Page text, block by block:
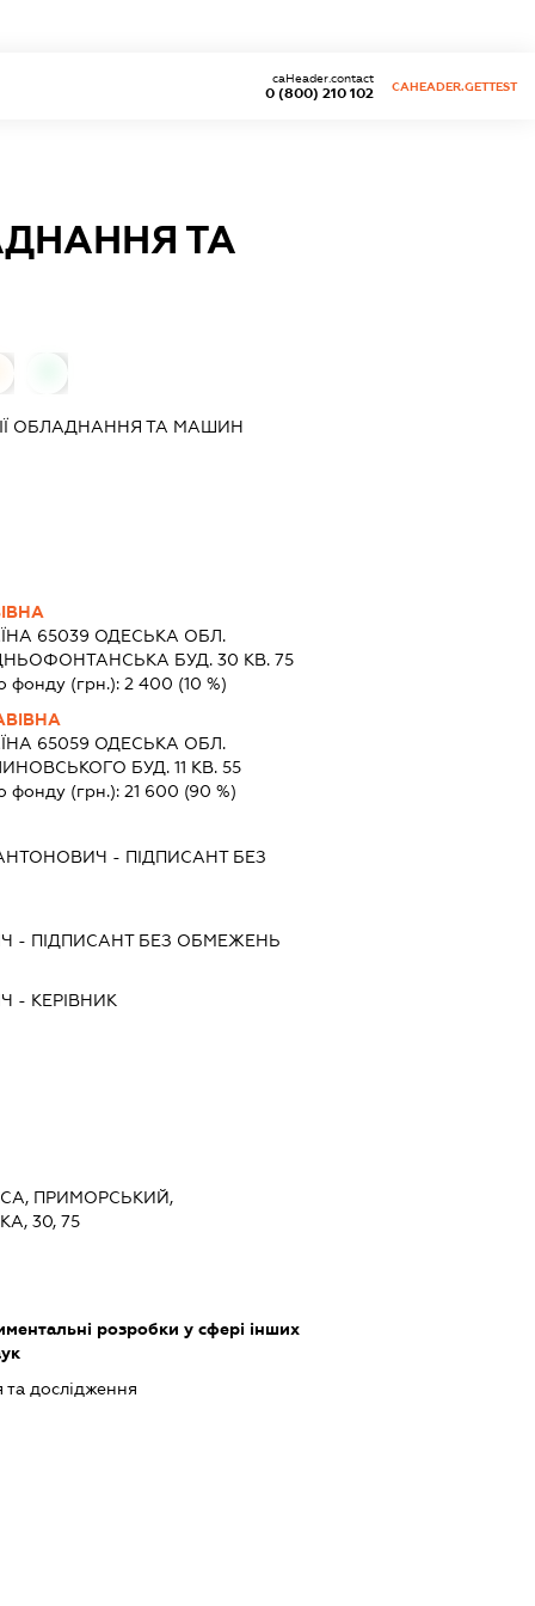
0 (800) 210 102
caHeader.contact
CAHEADER.GETTEST
ТА
ОБЛАДНАННЯ ТА МАШИН
65039 ОДЕСЬКА ОБЛ.
БУД. 30 КВ. 75
фонду (грн.):2 400 (10 %)
65059 ОДЕСЬКА ОБЛ.
БУД. 11 КВ. 55
фонду (грн.):21 600 (90 %)
- ПІДПИСАНТБЕЗ
- ПІДПИСАНТБЕЗ ОБМЕЖЕНЬ
- КЕРІВНИК
ПРИМОРСЬКИЙ,
30, 75
розробки у сфері інших
та дослідження